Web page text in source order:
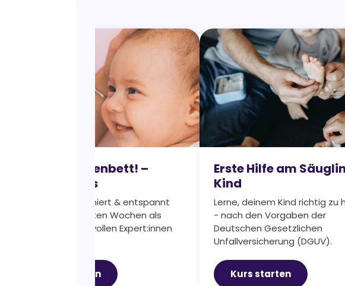
Hallo Wochenbett! –
Online-Kurs
Gehe gut informiert & entspannt
durch deine ersten Wochen als
Mama. Mit wertvollen Expert:innen
Kurs starten
Erste Hilfe am
Kind
Lerne, deinem Kind richtig zu
- nach den Vorgaben der
Deutschen Gesetzlichen
Unfallversicherung (DGUV).
Kurs starten